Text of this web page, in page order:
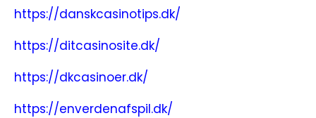
https://danskcasinotips.dk/
https://ditcasinosite.dk/
https://dkcasinoer.dk/
https://enverdenafspil.dk/